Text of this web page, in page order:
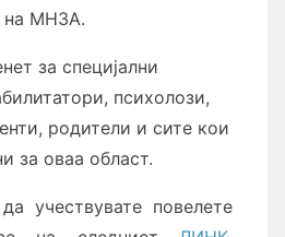
на МНЗА.
за специјални
психолози,
родители и сите кои
за оваа област.
учествувате повелете